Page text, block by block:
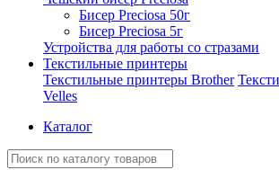
Бисер Preciosa 50г
Бисер Preciosa 5г
Устройства для работы со стразами
Текстильные принтеры
Текстильные принтеры Brother
Velles
Каталог